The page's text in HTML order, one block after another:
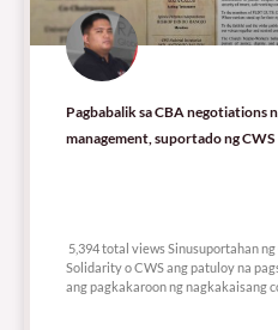
Pagbabalik sa CBA negotiations
management, suportado ng CWS
5,394 total views Sinusuportahan
Solidarity o CWS ang patuloy na
ang pagkakaroon ng nagkakaisang